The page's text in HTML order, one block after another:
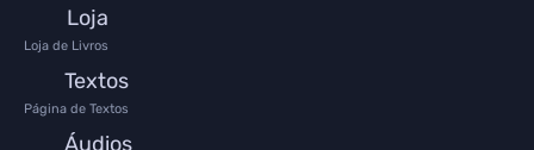
Loja
Loja de Livros
Textos
Página de Textos
Áudios